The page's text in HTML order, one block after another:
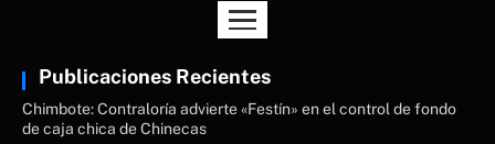
Publicaciones Recientes
Chimbote: Contraloría advierte «Festín» en el control de fondo
de caja chica de Chinecas